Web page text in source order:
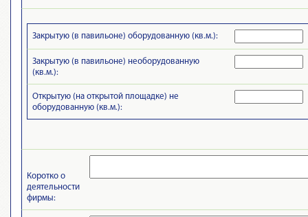
Закрытую (в павильоне) оборудованную (кв.м.):
Закрытую (в павильоне) необорудованную
(кв.м.):
Открытую (на открытой площадке) не
оборудованную (кв.м.):
Коротко о
деятельности
фирмы: